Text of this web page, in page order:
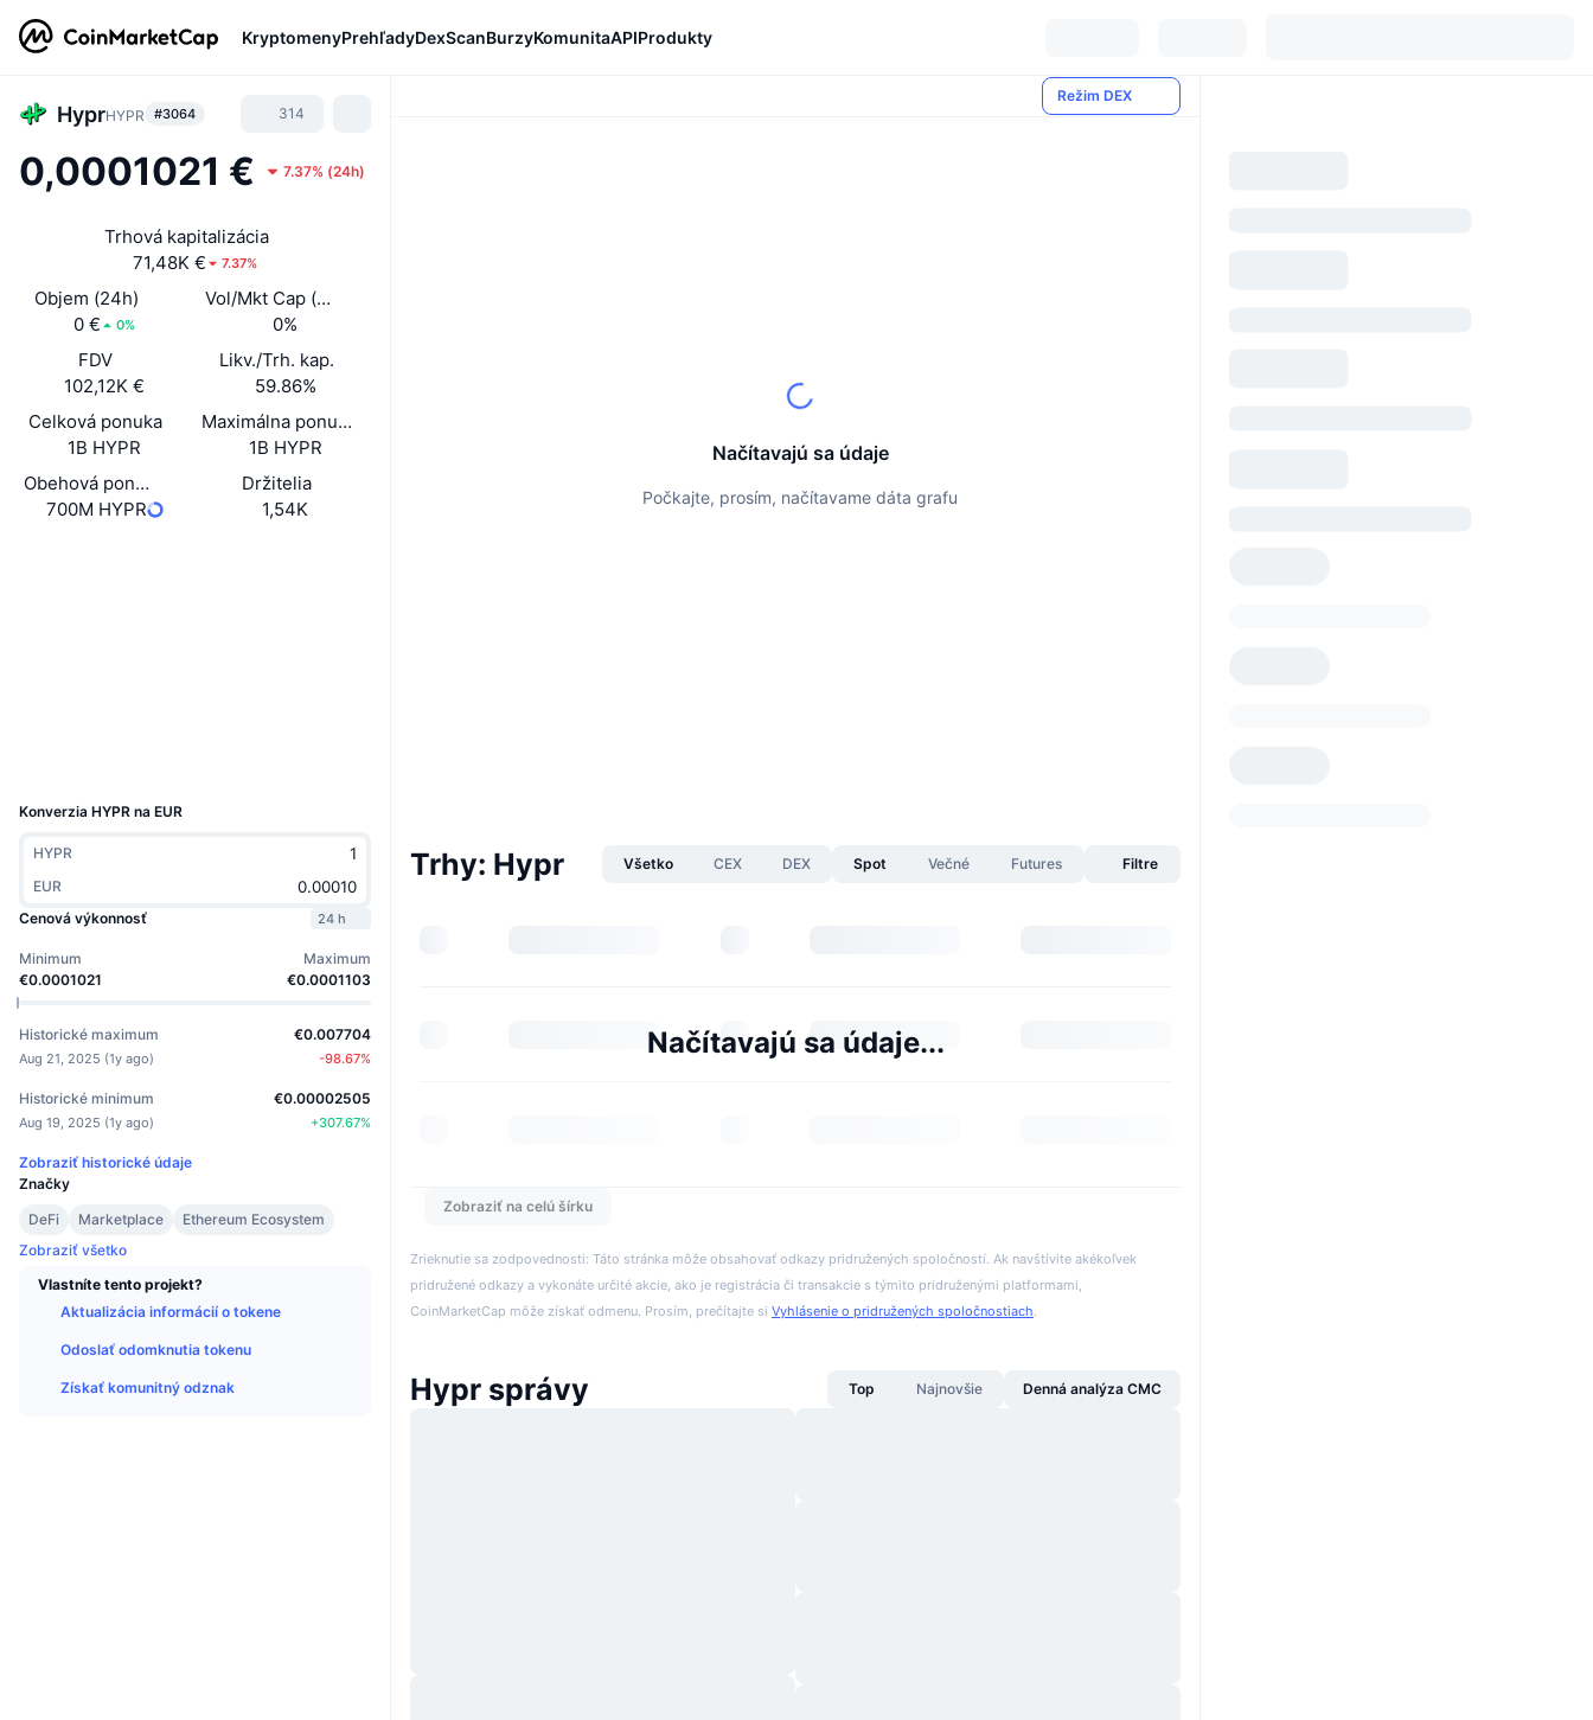
KryptomenyPrehľadyDexScanBurzyKomunitaAPIProdukty
HyprHYPR #3064 314
0,0001021 € 7.37% (24h)
Trhová kapitalizácia
71,48K €
7.37%
Objem (24h)
0 €
0%
Vol/Mkt Cap (24h)
0%
FDV
102,12K €
Likv./Trh. kap.
59.86%
Celková ponuka
1B HYPR
Maximálna ponuka
1B HYPR
Obehová ponuka
700M HYPR
Držitelia
1,54K
Konverzia HYPR na EUR
HYPR
EUR
Cenová výkonnosť
24 h
Minimum
€0.0001021
Maximum
€0.0001103
Historické maximum
Aug 21, 2025 (1y ago)
€0.007704
-98.67%
Historické minimum
Aug 19, 2025 (1y ago)
€0.00002505
+307.67%
Zobraziť historické údaje
Značky
DeFi
Marketplace
Ethereum Ecosystem
Zobraziť všetko
Vlastníte tento projekt?
Aktualizácia informácií o tokene
Odoslať odomknutia tokenu
Získať komunitný odznak
Režim DEX
Načítavajú sa údaje
Počkajte, prosím, načítavame dáta grafu
Trhy: Hypr Všetko CEX DEX Spot Večné Futures Filtre
Načítavajú sa údaje...
Zobraziť na celú šírku
Zrieknutie sa zodpovednosti: Táto stránka môže obsahovať odkazy pridružených spoločností. Ak navštívite akékoľvek
pridružené odkazy a vykonáte určité akcie, ako je registrácia či transakcie s týmito pridruženými platformami,
CoinMarketCap môže získať odmenu. Prosím, prečítajte si Vyhlásenie o pridružených spoločnostiach.
Hypr správy Top Najnovšie Denná analýza CMC